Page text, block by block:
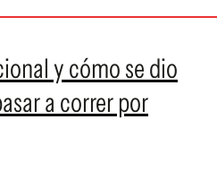
y cómo se dio
a correr por